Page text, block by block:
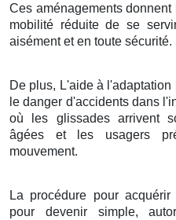
Ces aménagements
mobilité réduite de se
aisément et en toute sécurité.
De plus, L'aide à
le danger d'accidents dans
où les glissades arrivent
âgées et les usagers
mouvement.
La procédure pour
pour devenir simple,